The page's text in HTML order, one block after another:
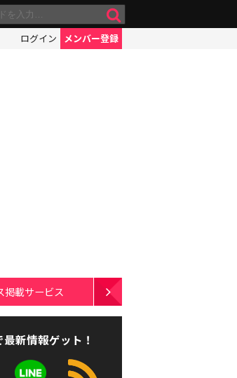
ログイン メンバー登録
掲載サービス
新情報ゲット！